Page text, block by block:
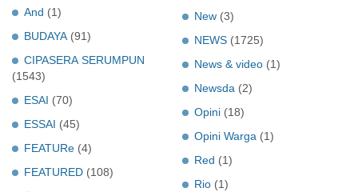
And (1)
BUDAYA (91)
CIPASERA SERUMPUN
(1543)
ESAI (70)
ESSAI (45)
FEATURe (4)
FEATURED (108)
New (3)
NEWS (1725)
News & video (1)
Newsda (2)
Opini (18)
Opini Warga (1)
Red (1)
Rio (1)